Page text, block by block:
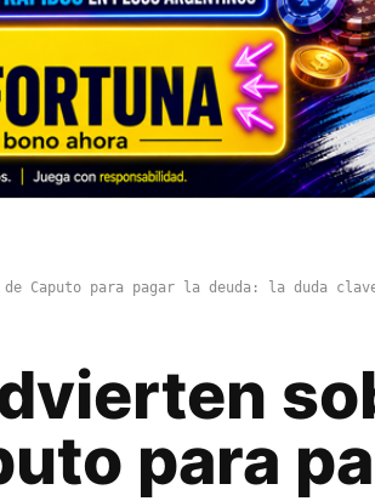
Caputo para pagar la deuda: la duda
para